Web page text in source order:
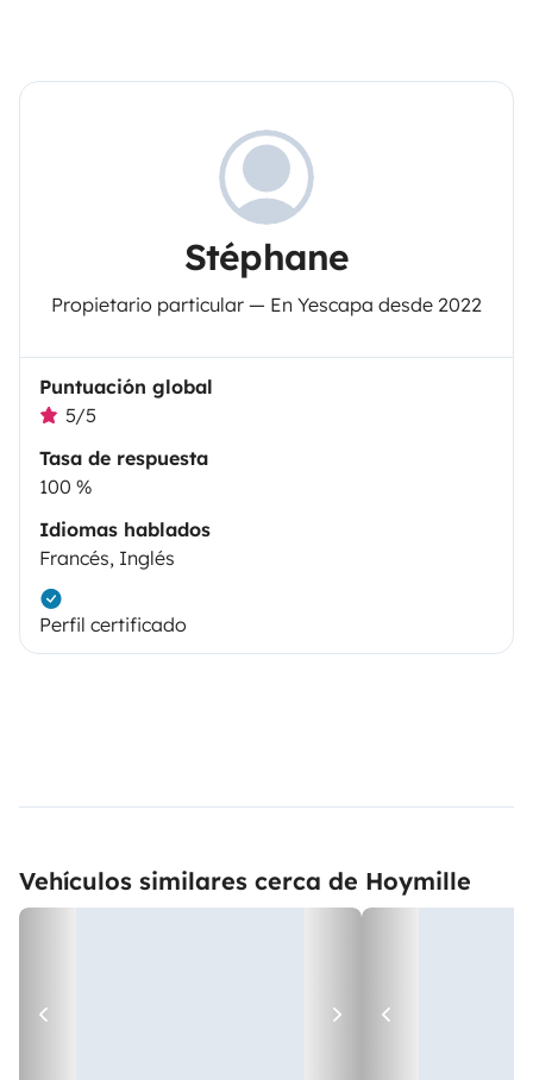
Stéphane
Propietario particular — En Yescapa desde 2022
Puntuación global
5/5
Tasa de respuesta
100 %
Idiomas hablados
Francés, Inglés
Perfil certificado
Vehículos similares cerca de Hoymille